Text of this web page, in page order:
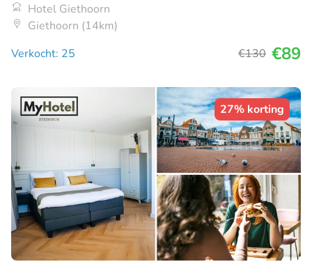
Hotel Giethoorn
Giethoorn (14km)
Verkocht: 25
€130 €89
27% korting